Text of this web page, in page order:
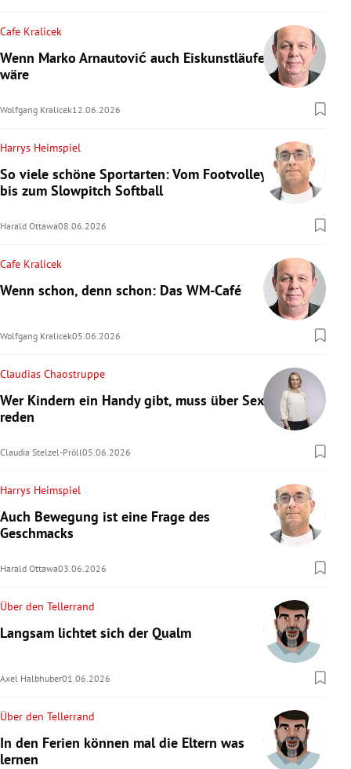
Cafe Kralicek
Wenn Marko Arnautović auch Eiskunstläufer
wäre
Wolfgang Kralicek12.06.2026
Harrys Heimspiel
So viele schöne Sportarten: Vom Footvolley
bis zum Slowpitch Softball
Harald Ottawa08.06.2026
Cafe Kralicek
Wenn schon, denn schon: Das WM-Café
Wolfgang Kralicek05.06.2026
Claudias Chaostruppe
Wer Kindern ein Handy gibt, muss über Sex
reden
Claudia Stelzel-Pröll05.06.2026
Harrys Heimspiel
Auch Bewegung ist eine Frage des
Geschmacks
Harald Ottawa03.06.2026
Über den Tellerrand
Langsam lichtet sich der Qualm
Axel Halbhuber01.06.2026
Über den Tellerrand
In den Ferien können mal die Eltern was
lernen